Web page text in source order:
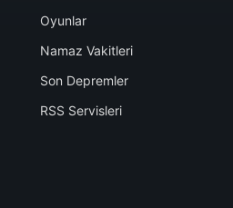
Oyunlar
Namaz Vakitleri
Son Depremler
RSS Servisleri